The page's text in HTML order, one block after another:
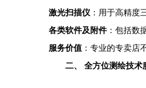
激光扫描仪 ：用于高精度
各类软件及附件：包括数
服务价值 ：专业的专卖店
二、 全方位测绘技术